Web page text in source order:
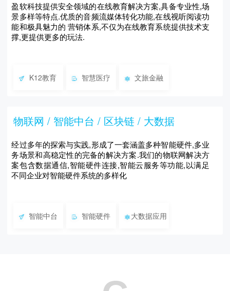
盈软科技提供安全领域的在线教育解决方案,具备专业性,场
景多样等特点.优质的音频流媒体转化功能,在线视听阅读功
能和极具魅力的 营销体系,不仅为在线教育系统提供技术支
撑,更提供更多的玩法.
K12教育 智慧医疗 文旅金融
物联网 / 智能中台 / 区块链 / 大数据
经过多年的探索与实践,形成了一套涵盖多种智能硬件,多业
务场景和高稳定性的完备的解决方案.我们的物联网解决方
案包含数据通信,智能硬件连接,智能云服务等功能,以满足
不同企业对智能硬件系统的多样化
智能中台 智能硬件 大数据应用